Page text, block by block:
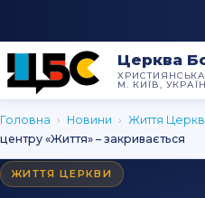
Церква
М. КИЇВ,
Головна › Новини › Життя
центру «Життя» – закривається
ЖИТТЯ ЦЕРКВИ